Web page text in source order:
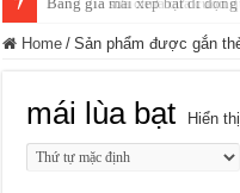
Home / Sản phẩm được gắn
mái lùa bạt Hiển